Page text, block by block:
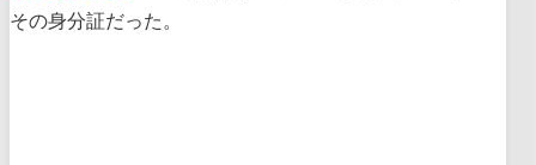
その身分証だった。